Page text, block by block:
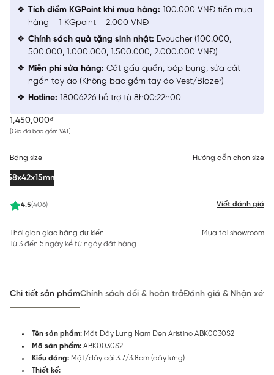
1,450,000₫
(Giá đã bao gồm VAT)
4.5(406) Viết đánh giá
Bảng size Hướng dẫn chọn size
58x42x15mm
Thời gian giao hàng dự kiến
Từ 3 đến 5 ngày kể từ ngày đặt hàng
Mua tại showroom
Tích điểm KGPoint khi mua hàng: 100.000 VNĐ tiền mua
hàng = 1 KGpoint = 2.000 VNĐ
Chính sách quà tặng sinh nhật: Evoucher (100.000,
500.000, 1.000.000, 1.500.000, 2.000.000 VNĐ)
Miễn phí sửa hàng: Cắt gấu quần, bóp bụng, sửa cắt
ngắn tay áo (Không bao gồm tay áo Vest/Blazer)
Hotline: 18006226 hỗ trợ từ 8h00:22h00
Chi tiết sản phẩmChính sách đổi & hoàn trảĐánh giá & Nhận xét
Tên sản phẩm: Mặt Dây Lưng Nam Đen Aristino ABK0030S2
Mã sản phẩm: ABK0030S2
Kiểu dáng: Mặt/dây cài 3.7/3.8cm (dây lưng)
Thiết kế: